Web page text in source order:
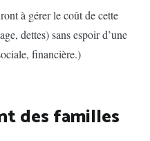
à gérer le coût de cette
dettes) sans espoir d’une
financière.)
des familles